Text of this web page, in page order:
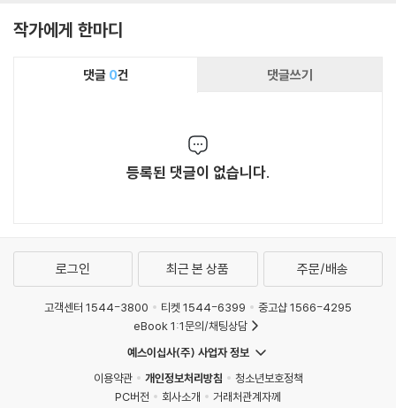
작가에게 한마디
댓글 0건 댓글쓰기
등록된 댓글이 없습니다.
로그인 최근 본 상품 주문/배송
고객센터 1544-3800 티켓 1544-6399
중고샵 1566-4295
eBook 1:1문의/채팅상담
예스이십사(주) 사업자 정보
이용약관
개인정보처리방침
청소년보호정책
PC버전
회사소개
거래처관계자께